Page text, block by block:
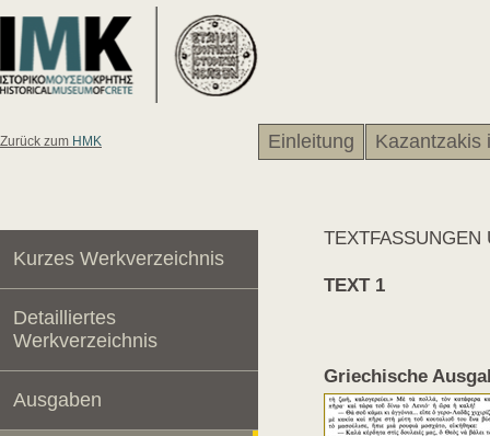
Zurück zum HMK Einleitung Kazantzakis
Kurzes Werkverzeichnis
Detailliertes
Werkverzeichnis
Ausgaben
TEXTFASSUNGEN
TEXT 1
Griechische